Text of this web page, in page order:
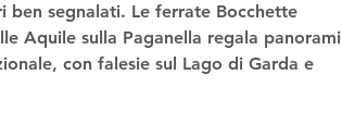
ben segnalati. Le ferrate Bocchette
Aquile sulla Paganella regala panorami
con falesie sul Lago di Garda e